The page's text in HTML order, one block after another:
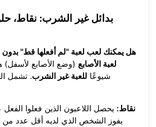
بدائل غير الشرب: نقاط،
هل يمكنك لعب لعبة "لم أفعلها قط"
لعبة الأصابع (وضع الأصابع لأسفل)
شيوعًا للعبة غير الشرب. تشمل
نقاط: يحصل اللاعبون الذين فعلوا
يفوز الشخص الذي لديه أقل عدد من